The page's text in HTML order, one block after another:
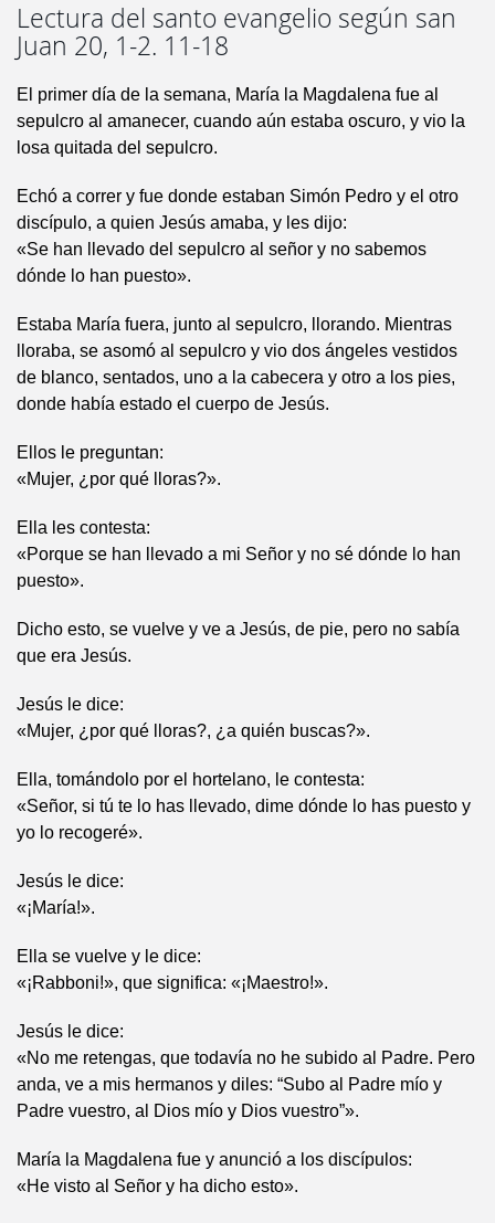
Lectura del santo evangelio según san
Juan 20, 1-2. 11-18
El primer día de la semana, María la Magdalena fue al
sepulcro al amanecer, cuando aún estaba oscuro, y vio la
losa quitada del sepulcro.
Echó a correr y fue donde estaban Simón Pedro y el otro
discípulo, a quien Jesús amaba, y les dijo:
«Se han llevado del sepulcro al señor y no sabemos
dónde lo han puesto».
Estaba María fuera, junto al sepulcro, llorando. Mientras
lloraba, se asomó al sepulcro y vio dos ángeles vestidos
de blanco, sentados, uno a la cabecera y otro a los pies,
donde había estado el cuerpo de Jesús.
Ellos le preguntan:
«Mujer, ¿por qué lloras?».
Ella les contesta:
«Porque se han llevado a mi Señor y no sé dónde lo han
puesto».
Dicho esto, se vuelve y ve a Jesús, de pie, pero no sabía
que era Jesús.
Jesús le dice:
«Mujer, ¿por qué lloras?, ¿a quién buscas?».
Ella, tomándolo por el hortelano, le contesta:
«Señor, si tú te lo has llevado, dime dónde lo has puesto y
yo lo recogeré».
Jesús le dice:
«¡María!».
Ella se vuelve y le dice:
«¡Rabboni!», que significa: «¡Maestro!».
Jesús le dice:
«No me retengas, que todavía no he subido al Padre. Pero
anda, ve a mis hermanos y diles: “Subo al Padre mío y
Padre vuestro, al Dios mío y Dios vuestro”».
María la Magdalena fue y anunció a los discípulos:
«He visto al Señor y ha dicho esto».